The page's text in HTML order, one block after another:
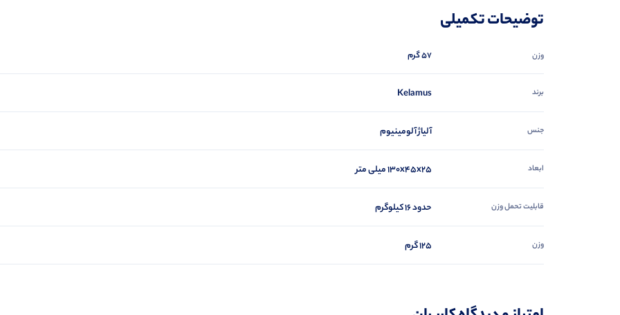
توضیحات تکمیلی
وزن 57 گرم
برند Kelamus
جنس آلیاژ آلومینیوم
ابعاد ۱۳۰x45x25 میلی متر
قابلیت تحمل وزن حدود 16 کیلوگرم
وزن 125 گرم